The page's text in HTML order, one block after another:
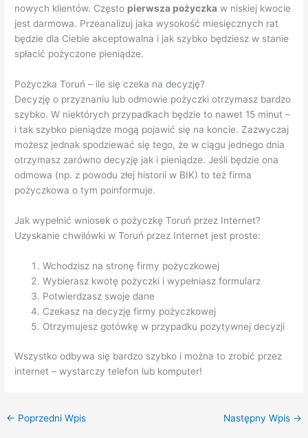
nowych klientów. Często pierwsza pożyczka w niskiej kwocie
jest darmowa. Przeanalizuj jaka wysokość miesięcznych rat
będzie dla Ciebie akceptowalna i jak szybko będziesz w stanie
spłacić pożyczone pieniądze.
Pożyczka Toruń – ile się czeka na decyzję?
Decyzję o przyznaniu lub odmowie pożyczki otrzymasz bardzo
szybko. W niektórych przypadkach będzie to nawet 15 minut –
i tak szybko pieniądze mogą pojawić się na koncie. Zazwyczaj
możesz jednak spodziewać się tego, że w ciągu jednego dnia
otrzymasz zarówno decyzję jak i pieniądze. Jeśli będzie ona
odmowa (np. z powodu złej historii w BIK) to też firma
pożyczkowa o tym poinformuje.
Jak wypełnić wniosek o pożyczkę Toruń przez Internet?
Uzyskanie chwilówki w Toruń przez Internet jest proste:
Wchodzisz na stronę firmy pożyczkowej
Wybierasz kwotę pożyczki i wypełniasz formularz
Potwierdzasz swoje dane
Czekasz na decyzję firmy pożyczkowej
Otrzymujesz gotówkę w przypadku pozytywnej decyzji
Wszystko odbywa się bardzo szybko i można to zrobić przez
internet – wystarczy telefon lub komputer!
← Poprzedni Wpis Następny Wpis →